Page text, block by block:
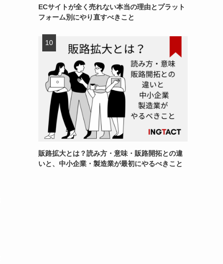
ECサイトが全く売れない本当の理由とプラット
フォーム別にやり直すべきこと
販路拡大とは？読み方・意味・販路開拓との違
いと、中小企業・製造業が最初にやるべきこと